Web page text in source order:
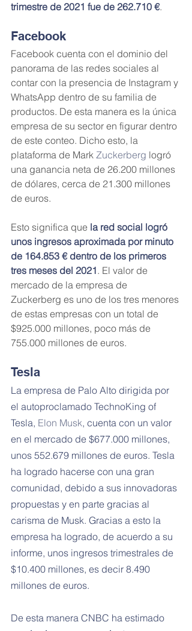
trimestre de 2021 fue de 262.710 €.
Facebook
Facebook cuenta con el dominio del
panorama de las redes sociales al
contar con la presencia de Instagram y
WhatsApp dentro de su familia de
productos. De esta manera es la única
empresa de su sector en figurar dentro
de este conteo. Dicho esto, la
plataforma de Mark Zuckerberg logró
una ganancia neta de 26.200 millones
de dólares, cerca de 21.300 millones
de euros.
Esto significa que la red social logró
unos ingresos aproximada por minuto
de 164.853 € dentro de los primeros
tres meses del 2021. El valor de
mercado de la empresa de
Zuckerberg es uno de los tres menores
de estas empresas con un total de
$925.000 millones, poco más de
755.000 millones de euros.
Tesla
La empresa de Palo Alto dirigida por
el autoproclamado TechnoKing of
Tesla, Elon Musk, cuenta con un valor
en el mercado de $677.000 millones,
unos 552.679 millones de euros. Tesla
ha logrado hacerse con una gran
comunidad, debido a sus innovadoras
propuestas y en parte gracias al
carisma de Musk. Gracias a esto la
empresa ha logrado, de acuerdo a su
informe, unos ingresos trimestrales de
$10.400 millones, es decir 8.490
millones de euros.
De esta manera CNBC ha estimado